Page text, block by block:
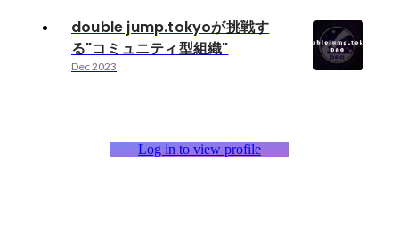
double jump.tokyoが挑戦す
る"コミュニティ型組織"
Dec 2023
Log in to view profile